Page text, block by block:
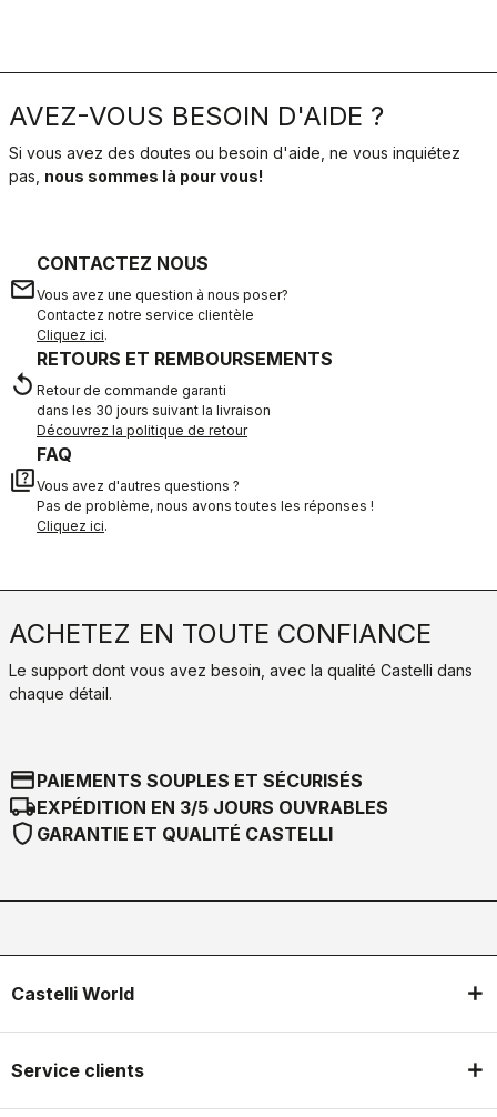
AVEZ-VOUS BESOIN D'AIDE ?
Si vous avez des doutes ou besoin d'aide, ne vous inquiétez
pas, nous sommes là pour vous!
email
CONTACTEZ NOUS
Vous avez une question à nous poser?
Contactez notre service clientèle
Cliquez ici.
replay
RETOURS ET REMBOURSEMENTS
Retour de commande garanti
dans les 30 jours suivant la livraison
Découvrez la politique de retour
quiz
FAQ
Vous avez d'autres questions ?
Pas de problème, nous avons toutes les réponses !
Cliquez ici.
ACHETEZ EN TOUTE CONFIANCE
Le support dont vous avez besoin, avec la qualité Castelli dans
chaque détail.
credit_cardPAIEMENTS SOUPLES ET SÉCURISÉS
local_shippingEXPÉDITION EN 3/5 JOURS OUVRABLES
shield GARANTIE ET QUALITÉ CASTELLI
Castelli World
Service clients